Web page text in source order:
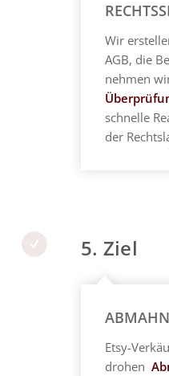
Wir
AGB, die
nehmen
schnelle
der
5. Ziel
Etsy-
drohen